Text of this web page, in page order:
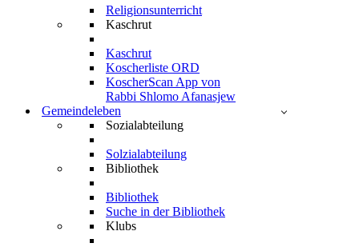
Religionsunterricht
Kaschrut
Kaschrut
Koscherliste ORD
KoscherScan App von
Rabbi Shlomo Afanasjew
Gemeindeleben
Sozialabteilung
Solzialabteilung
Bibliothek
Bibliothek
Suche in der Bibliothek
Klubs